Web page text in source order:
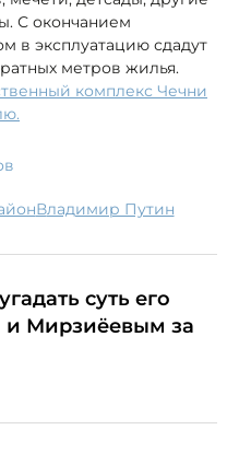
С окончанием
в эксплуатацию сдадут
метров жилья.
комплекс Чечни
Владимир Путин
суть его
и Мирзиёевым за